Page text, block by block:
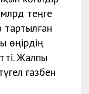
теңге
тартылған
өңірдің
Жалпы
газбен